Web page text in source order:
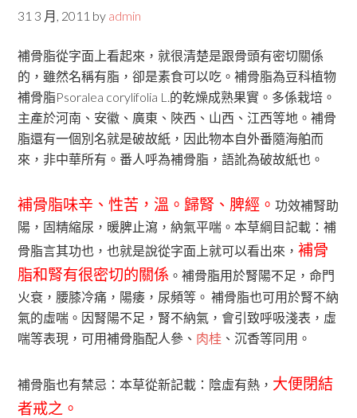
31 3 月, 2011 by admin
補骨脂從字面上看起來，就很清楚是跟骨頭有密切關係
的，雖然名稱有脂，卻是素食可以吃。補骨脂為豆科植物
補骨脂Psoralea corylifolia L.的乾燥成熟果實。多係栽培。
主產於河南、安徽、廣東、陜西、山西、江西等地。補骨
脂還有一個別名就是破故紙，因此物本自外番隨海舶而
來，非中華所有。番人呼為補骨脂，語訛為破故紙也。
補骨脂味辛、性苦，溫。歸腎、脾經。功效補腎助
陽，固精縮尿，暖脾止瀉，納氣平喘。本草綱目記載：補
骨脂言其功也，也就是說從字面上就可以看出來，補骨
脂和腎有很密切的關係 。補骨脂用於腎陽不足，命門
火衰，腰膝冷痛，陽痿，尿頻等。 補骨脂也可用於腎不納
氣的虛喘。因腎陽不足，腎不納氣，會引致呼吸淺表，虛
喘等表現，可用補骨脂配人參、 肉桂 、沉香等同用。
補骨脂也有禁忌：本草從新記載：陰虛有熱， 大便閉結
者戒之。